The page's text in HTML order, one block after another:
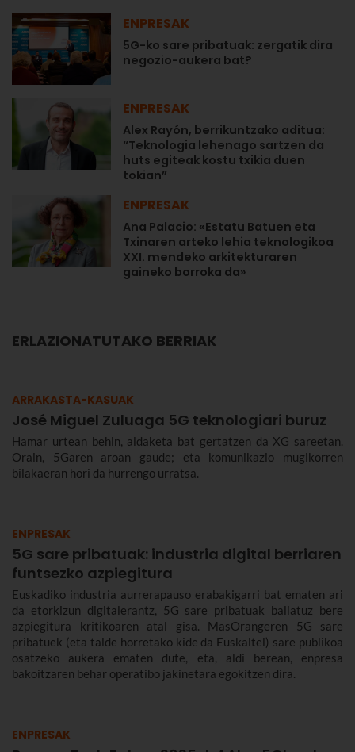
ENPRESAK
5G-ko sare pribatuak: zergatik dira
negozio-aukera bat?
ENPRESAK
Alex Rayón, berrikuntzako aditua:
“Teknologia lehenago sartzen da
huts egiteak kostu txikia duen
tokian”
ENPRESAK
Ana Palacio: «Estatu Batuen eta
Txinaren arteko lehia teknologikoa
XXI. mendeko arkitekturaren
gaineko borroka da»
ERLAZIONATUTAKO BERRIAK
ARRAKASTA-KASUAK
José Miguel Zuluaga 5G teknologiari buruz
Hamar urtean behin, aldaketa bat gertatzen da XG sareetan.
Orain, 5Garen aroan gaude; eta komunikazio mugikorren
bilakaeran hori da hurrengo urratsa.
ENPRESAK
5G sare pribatuak: industria digital berriaren
funtsezko azpiegitura
Euskadiko industria aurrerapauso erabakigarri bat ematen ari
da etorkizun digitalerantz, 5G sare pribatuak baliatuz bere
azpiegitura kritikoaren atal gisa. MasOrangeren 5G sare
pribatuek (eta talde horretako kide da Euskaltel) sare publikoa
osatzeko aukera ematen dute, eta, aldi berean, enpresa
bakoitzaren behar operatibo jakinetara egokitzen dira.
ENPRESAK